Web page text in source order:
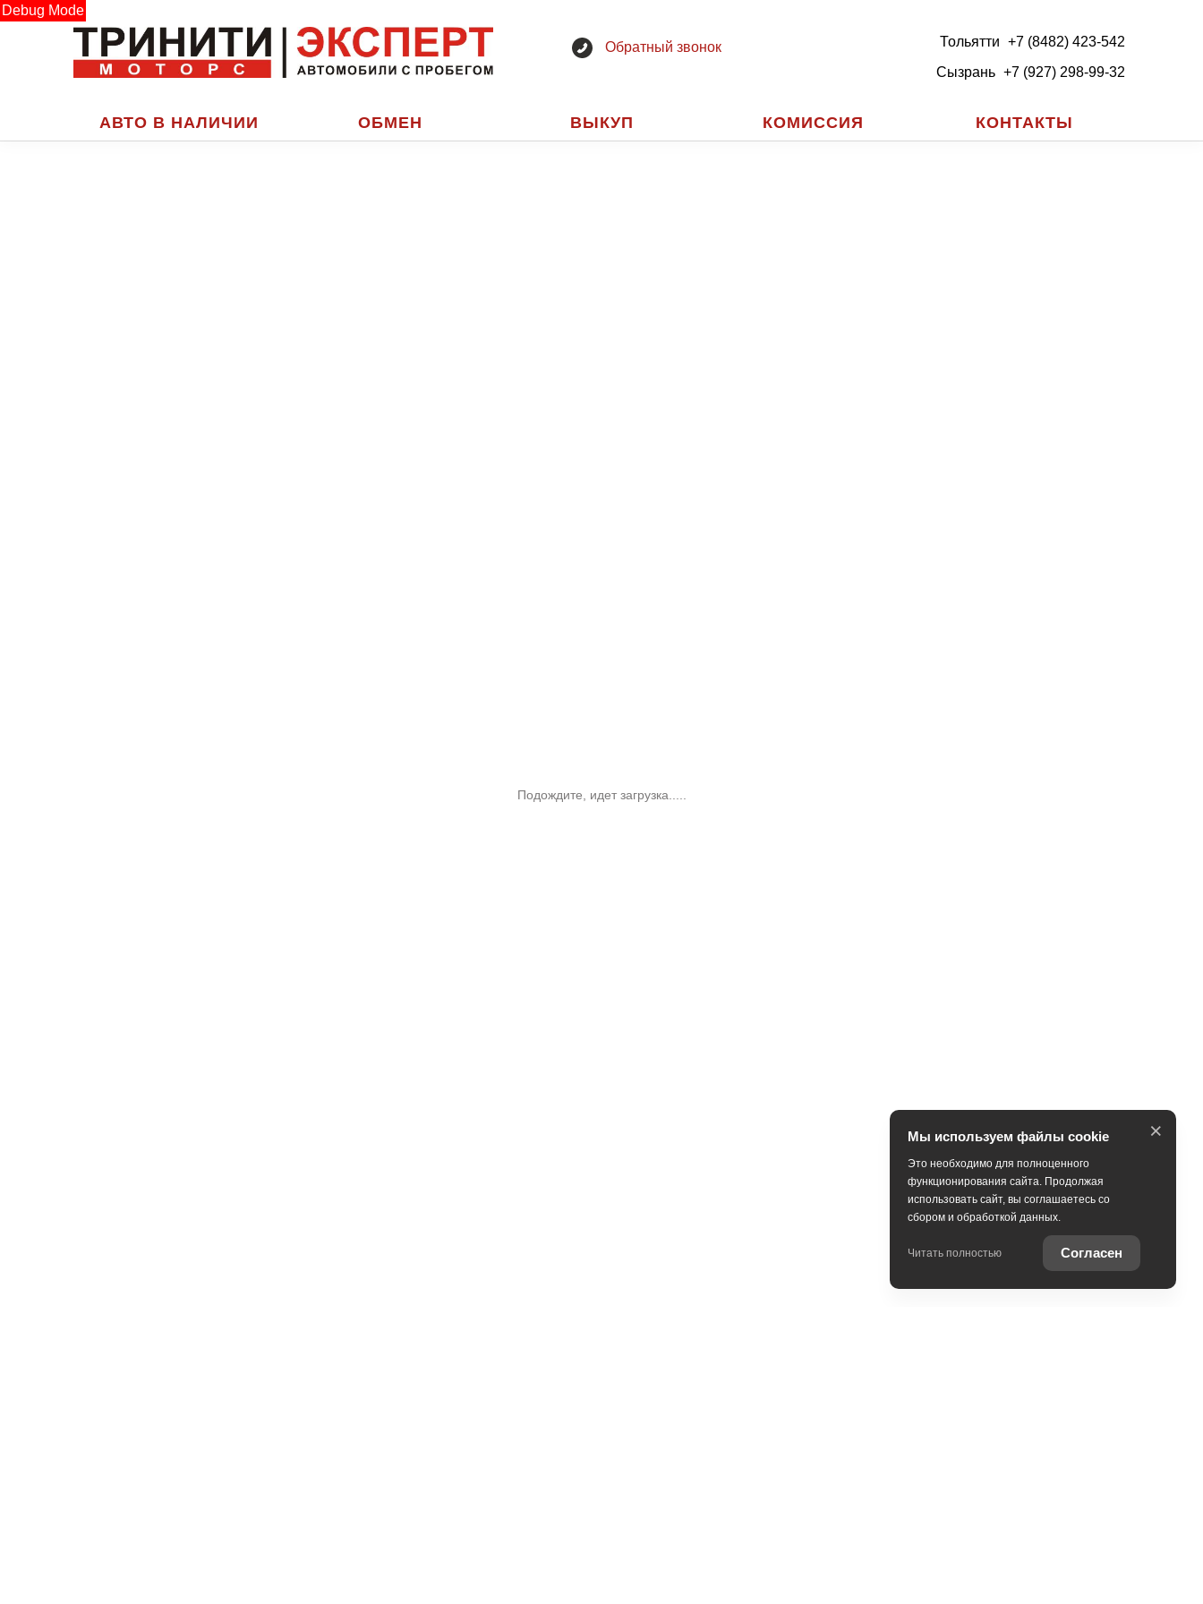
Debug Mode
Обратный звонок Тольятти +7 (8482) 423-542
Сызрань +7 (927) 298-99-32
АВТО В НАЛИЧИИ ОБМЕН ВЫКУП КОМИССИЯ КОНТАКТЫ
Подождите, идет загрузка.....
Мы используем файлы cookie
Это необходимо для полноценного
функционирования сайта. Продолжая
использовать сайт, вы соглашаетесь со
сбором и обработкой данных.
Читать полностью Согласен
×